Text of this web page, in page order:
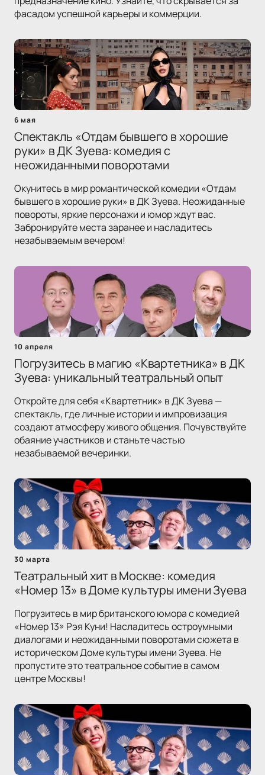
фасадом успешной карьеры и коммерции.
6 мая
Спектакль «Отдам бывшего в хорошие
руки» в ДК Зуева: комедия с
неожиданными поворотами
Окунитесь в мир романтической комедии «Отдам
бывшего в хорошие руки» в ДК Зуева. Неожиданные
повороты, яркие персонажи и юмор ждут вас.
Забронируйте места заранее и насладитесь
незабываемым вечером!
10 апреля
Погрузитесь в магию «Квартетника» в ДК
Зуева: уникальный театральный опыт
Откройте для себя «Квартетник» в ДК Зуева —
спектакль, где личные истории и импровизация
создают атмосферу живого общения. Почувствуйте
обаяние участников и станьте частью
незабываемой вечеринки.
30 марта
Театральный хит в Москве: комедия
«Номер 13» в Доме культуры имени Зуева
Погрузитесь в мир британского юмора с комедией
«Номер 13» Рэя Куни! Насладитесь остроумными
диалогами и неожиданными поворотами сюжета в
историческом Доме культуры имени Зуева. Не
пропустите это театральное событие в самом
центре Москвы!